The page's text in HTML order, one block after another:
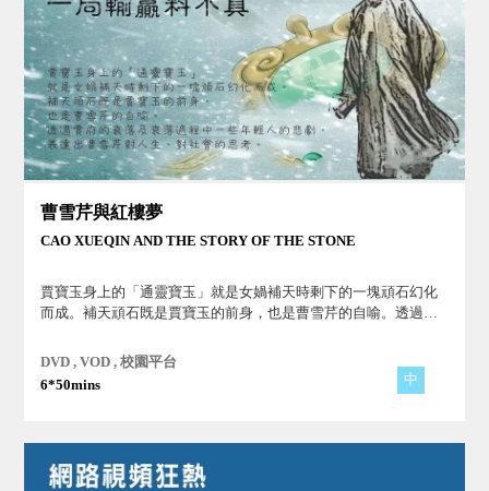
曹雪芹與紅樓夢
CAO XUEQIN AND THE STORY OF THE STONE
賈寶玉身上的「通靈寶玉」就是女媧補天時剩下的一塊頑石幻化
而成。補天頑石既是賈寶玉的前身，也是曹雪芹的自喻。透過賈
的思考。
DVD , VOD , 校園平台
6*50mins
中